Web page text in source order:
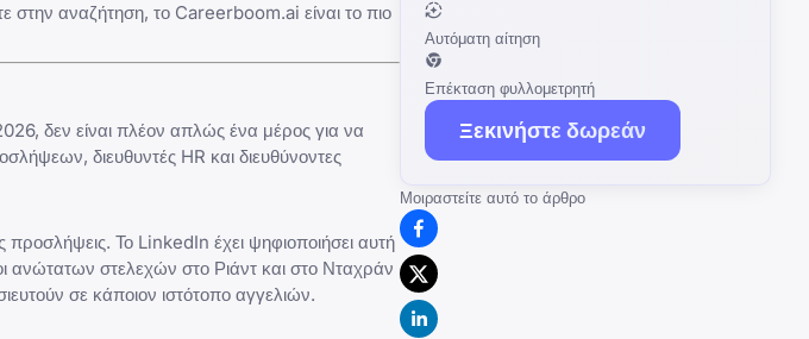
στην αναζήτηση, το Careerboom.ai είναι το πιο
δεν είναι πλέον απλώς ένα μέρος για να
διευθυντές HR και διευθύνοντες
Το LinkedIn έχει ψηφιοποιήσει αυτή
ανώτατων στελεχών στο Ριάντ και στο Νταχράν
σε κάποιον ιστότοπο αγγελιών.
Αυτόματη αίτηση
Επέκταση φυλλομετρητή
Ξεκινήστε δωρεάν
Μοιραστείτε αυτό το άρθρο